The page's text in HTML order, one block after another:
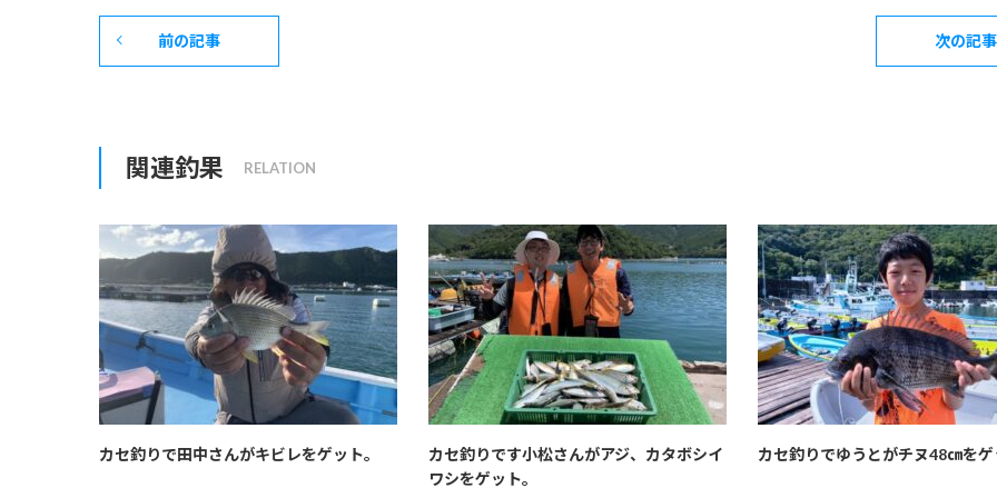
前の記事 次の記事
関連釣果
カセ釣りで田中さんがキビレをゲット。
カセ釣りです小松さんがアジ、カタボシイ
ワシをゲット。
カセ釣りでゆうとがチヌ48㎝を